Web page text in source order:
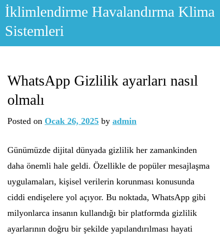
Skip
content
İklimlendirme Havalandırma Klima
Sistemleri
WhatsApp Gizlilik ayarları nasıl
olmalı
Posted on Ocak 26, 2025 by admin
Günümüzde dijital dünyada gizlilik her zamankinden
daha önemli hale geldi. Özellikle de popüler mesajlaşma
uygulamaları, kişisel verilerin korunması konusunda
ciddi endişelere yol açıyor. Bu noktada, WhatsApp gibi
milyonlarca insanın kullandığı bir platformda gizlilik
ayarlarının doğru bir şekilde yapılandırılması hayati